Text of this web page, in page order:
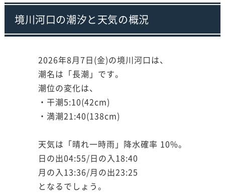
境川河口の潮汐と天気の概況
2026年8月7日(金)の境川河口は、
潮名は「長潮」です。
潮位の変化は、
・干潮5:10(42cm)
・満潮21:40(138cm)
天気は「晴れ一時雨」降水確率 10%。
日の出04:55/日の入18:40
月の入13:36/月の出23:25
となるでしょう。